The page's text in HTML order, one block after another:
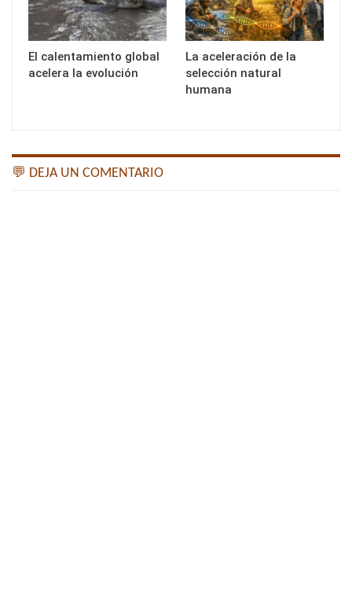
El calentamiento global
acelera la evolución
La aceleración de la
selección natural
humana
💬 DEJA UN COMENTARIO